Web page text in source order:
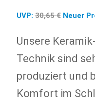
UVP: 30,65€
30,65 €
Neuer
Unsere
Technik sind
produziert und
Komfort im